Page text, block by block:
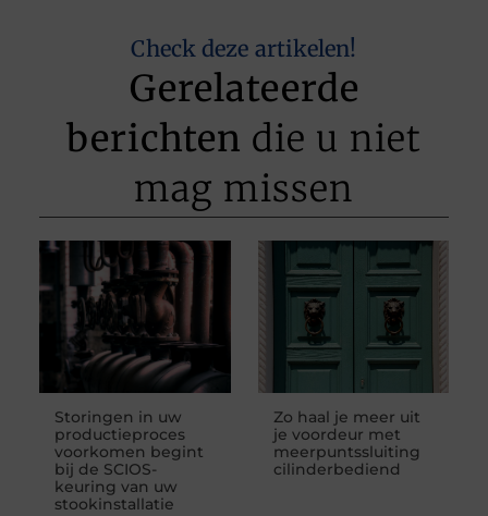
Check deze artikelen!
Gerelateerde
berichten die u niet
mag missen
Storingen in uw
productieproces
voorkomen begint
bij de SCIOS-
keuring van uw
stookinstallatie
Zo haal je meer uit
je voordeur met
meerpuntssluiting
cilinderbediend